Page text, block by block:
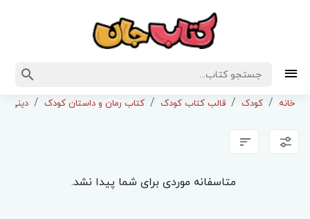
خانه کودک قالب کتاب کودک کتاب رمان و داستان کودک دینی
متاسفانه موردی برای شما پیدا نشد.